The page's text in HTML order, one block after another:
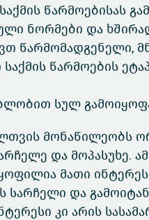
წარმოებისას
ნორმები და
წარმომადგენელი,
წარმოების
სულ
მონაწილეობს
და მოპასუხე.
მათი
და
კი არის